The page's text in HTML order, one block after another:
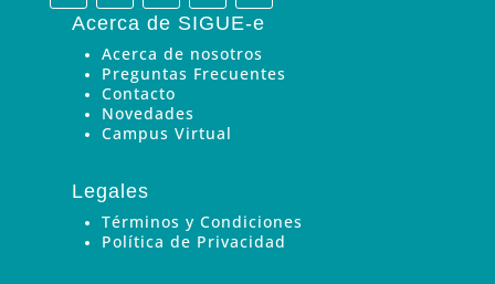
Acerca de SIGUE-e
Acerca de nosotros
Preguntas Frecuentes
Contacto
Novedades
Campus Virtual
Legales
Términos y Condiciones
Política de Privacidad